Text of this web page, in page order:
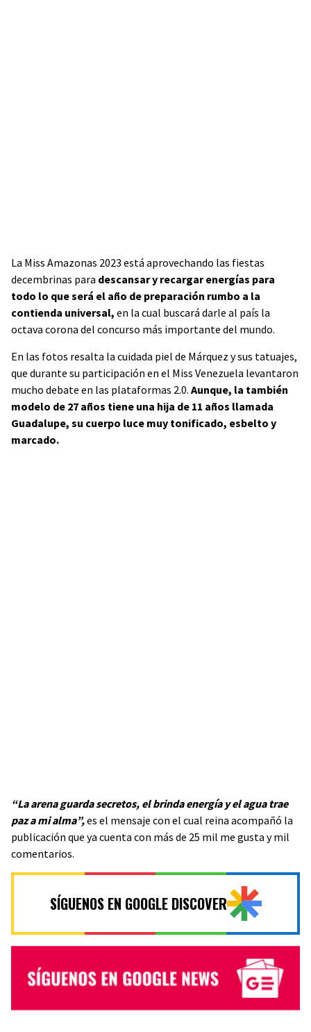
La Miss Amazonas 2023 está aprovechando las fiestas
decembrinas para descansar y recargar energías para
todo lo que será el año de preparación rumbo a la
contienda universal, en la cual buscará darle al país la
octava corona del concurso más importante del mundo.
En las fotos resalta la cuidada piel de Márquez y sus tatuajes,
que durante su participación en el Miss Venezuela levantaron
mucho debate en las plataformas 2.0. Aunque, la también
modelo de 27 años tiene una hija de 11 años llamada
Guadalupe, su cuerpo luce muy tonificado, esbelto y
marcado.
“La arena guarda secretos, el brinda energía y el agua trae
paz a mi alma”,es el mensaje con el cual reina acompañó la
publicación que ya cuenta con más de 25 mil me gusta y mil
comentarios.
SÍGUENOS EN GOOGLE DISCOVER